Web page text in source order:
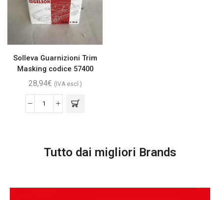
Solleva Guarnizioni Trim
Masking codice 57400
28,94€ (IVA escl.)
Tutto dai migliori Brands